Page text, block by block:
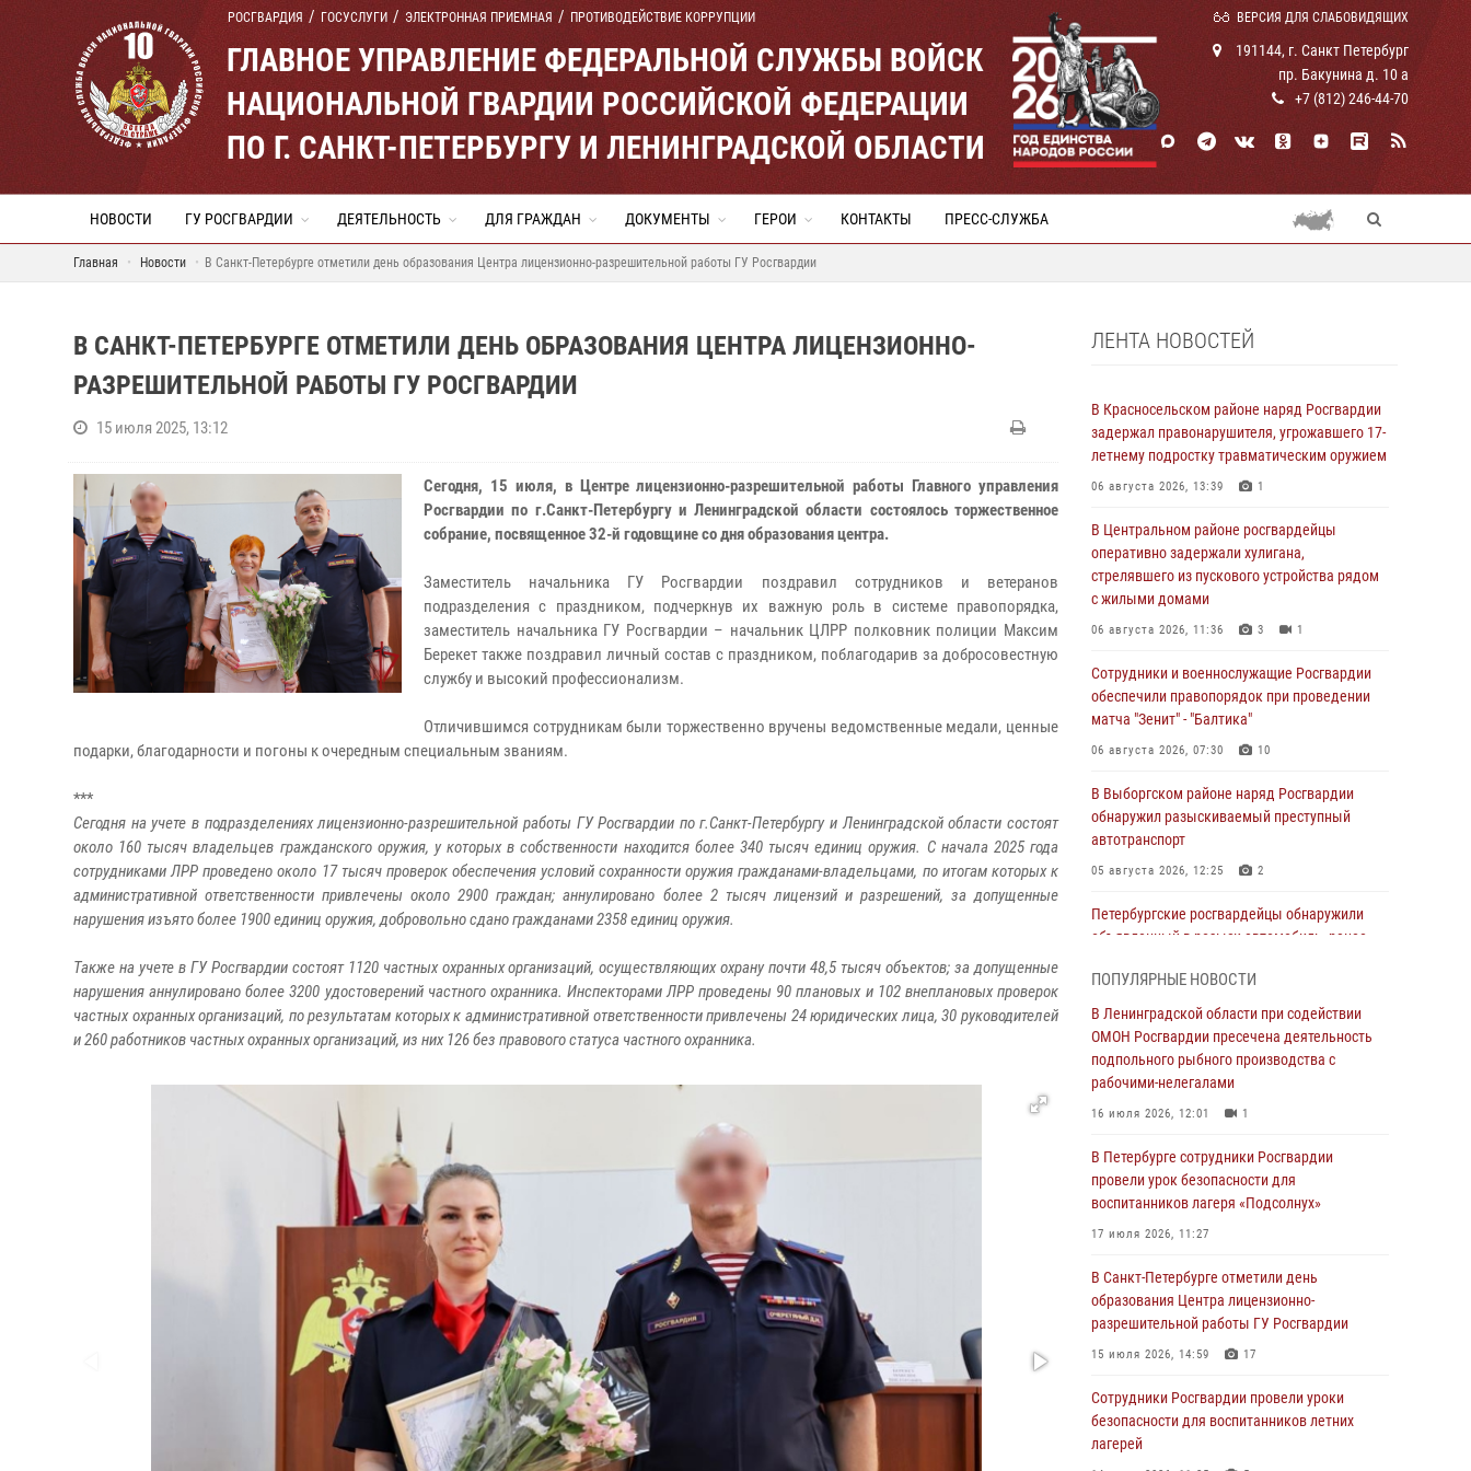
РОСГВАРДИЯ ГОСУСЛУГИ ЭЛЕКТРОННАЯ ПРИЕМНАЯ ПРОТИВОДЕЙСТВИЕ КОРРУПЦИИ ВЕРСИЯ ДЛЯ СЛАБОВИДЯЩИХ
ГЛАВНОЕ УПРАВЛЕНИЕ ФЕДЕРАЛЬНОЙ СЛУЖБЫ ВОЙСК
НАЦИОНАЛЬНОЙ ГВАРДИИ РОССИЙСКОЙ ФЕДЕРАЦИИ
ПО Г. САНКТ-ПЕТЕРБУРГУ И ЛЕНИНГРАДСКОЙ ОБЛАСТИ
191144, г. Санкт Петербург
пр. Бакунина д. 10 а
+7 (812) 246-44-70
НОВОСТИ ГУ РОСГВАРДИИ ДЕЯТЕЛЬНОСТЬ ДЛЯ ГРАЖДАН ДОКУМЕНТЫ ГЕРОИ КОНТАКТЫ ПРЕСС-СЛУЖБА
Главная Новости В Санкт-Петербурге отметили день образования Центра лицензионно-разрешительной работы ГУ Росгвардии
В САНКТ-ПЕТЕРБУРГЕ ОТМЕТИЛИ ДЕНЬ ОБРАЗОВАНИЯ ЦЕНТРА ЛИЦЕНЗИОННО-
РАЗРЕШИТЕЛЬНОЙ РАБОТЫ ГУ РОСГВАРДИИ
15 июля 2025, 13:12
Сегодня, 15 июля, в Центре лицензионно-разрешительной работы Главного управления
Росгвардии по г.Санкт-Петербургу и Ленинградской области состоялось торжественное
собрание, посвященное 32-й годовщине со дня образования центра.
Заместитель начальника ГУ Росгвардии поздравил сотрудников и ветеранов
подразделения с праздником, подчеркнув их важную роль в системе правопорядка,
заместитель начальника ГУ Росгвардии – начальник ЦЛРР полковник полиции Максим
Берекет также поздравил личный состав с праздником, поблагодарив за добросовестную
службу и высокий профессионализм.
Отличившимся сотрудникам были торжественно вручены ведомственные медали, ценные
подарки, благодарности и погоны к очередным специальным званиям.
***
Сегодня на учете в подразделениях лицензионно-разрешительной работы ГУ Росгвардии по г.Санкт-Петербургу и Ленинградской области состоят
около 160 тысяч владельцев гражданского оружия, у которых в собственности находится более 340 тысяч единиц оружия. С начала 2025 года
сотрудниками ЛРР проведено около 17 тысяч проверок обеспечения условий сохранности оружия гражданами-владельцами, по итогам которых к
административной ответственности привлечены около 2900 граждан; аннулировано более 2 тысяч лицензий и разрешений, за допущенные
нарушения изъято более 1900 единиц оружия, добровольно сдано гражданами 2358 единиц оружия.
Также на учете в ГУ Росгвардии состоят 1120 частных охранных организаций, осуществляющих охрану почти 48,5 тысяч объектов; за допущенные
нарушения аннулировано более 3200 удостоверений частного охранника. Инспекторами ЛРР проведены 90 плановых и 102 внеплановых проверок
частных охранных организаций, по результатам которых к административной ответственности привлечены 24 юридических лица, 30 руководителей
и 260 работников частных охранных организаций, из них 126 без правового статуса частного охранника.
ЛЕНТА НОВОСТЕЙ
В Красносельском районе наряд Росгвардии
задержал правонарушителя, угрожавшего 17-
летнему подростку травматическим оружием
06 августа 2026, 13:39 1
В Центральном районе росгвардейцы
оперативно задержали хулигана,
стрелявшего из пускового устройства рядом
с жилыми домами
06 августа 2026, 11:36 3 1
Сотрудники и военнослужащие Росгвардии
обеспечили правопорядок при проведении
матча "Зенит" - "Балтика"
06 августа 2026, 07:30 10
В Выборгском районе наряд Росгвардии
обнаружил разыскиваемый преступный
автотранспорт
05 августа 2026, 12:25 2
Петербургские росгвардейцы обнаружили
объявленный в розыск автомобиль, ранее
Ленобласти
04 августа 2026, 14:05
В Зеленогорске сотрудники Росгвардии, став
очевидцами серьезного ДТП, вызвали на
пострадавшим
03 августа 2026, 14:15 3 1
03 августа 2026, 13:26 5
В Ленинградской области сотрудники
Росгвардии обнаружили пропавшего
вернуться домой
03 августа 2026, 11:51
В Санкт-Петербурге при содействии СОБР
ПОПУЛЯРНЫЕ НОВОСТИ
В Ленинградской области при содействии
ОМОН Росгвардии пресечена деятельность
подпольного рыбного производства с
рабочими-нелегалами
16 июля 2026, 12:01 1
В Петербурге сотрудники Росгвардии
провели урок безопасности для
воспитанников лагеря «Подсолнух»
17 июля 2026, 11:27
В Санкт-Петербурге отметили день
образования Центра лицензионно-
разрешительной работы ГУ Росгвардии
15 июля 2026, 14:59 17
Сотрудники Росгвардии провели уроки
безопасности для воспитанников летних
лагерей